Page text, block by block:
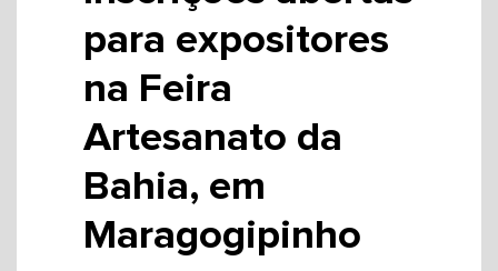
para expositores
na Feira
Artesanato da
Bahia, em
Maragogipinho